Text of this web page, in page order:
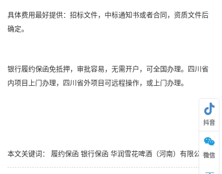
具体费用最好提供：招标文件，中标通知书或者合同，资质文件后
确定。
银行履约保函免抵押，审批容易，无需开户，可全国办理。四川省
内项目上门办理，四川省外项目可远程操作，或上门办理。
本文关键词： 履约保函 银行保函 华润雪花啤酒（河南）有限公司
抖音
微信